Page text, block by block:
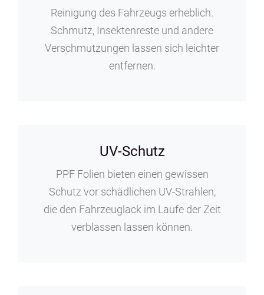
Reinigung des Fahrzeugs erheblich.
Schmutz, Insektenreste und andere
Verschmutzungen lassen sich leichter
entfernen.
UV-Schutz
PPF Folien bieten einen gewissen
Schutz vor schädlichen UV-Strahlen,
die den Fahrzeuglack im Laufe der Zeit
verblassen lassen können.